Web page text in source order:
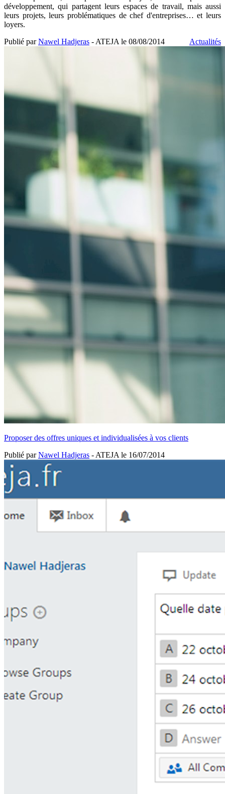
développement, qui partagent leurs espaces de travail, mais aussi
leurs projets, leurs problématiques de chef d'entreprises… et leurs
loyers.
Actualités
Publié parNawel Hadjeras - ATEJA le 08/08/2014
Proposer des offres uniques et individualisées à vos clients
Publié parNawel Hadjeras - ATEJA le 16/07/2014